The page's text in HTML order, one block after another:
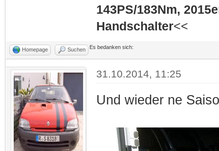
143PS/183Nm,
Handschalter<<
Homepage Suchen Es bedanken sich:
31.10.2014, 11:25
Und wieder ne